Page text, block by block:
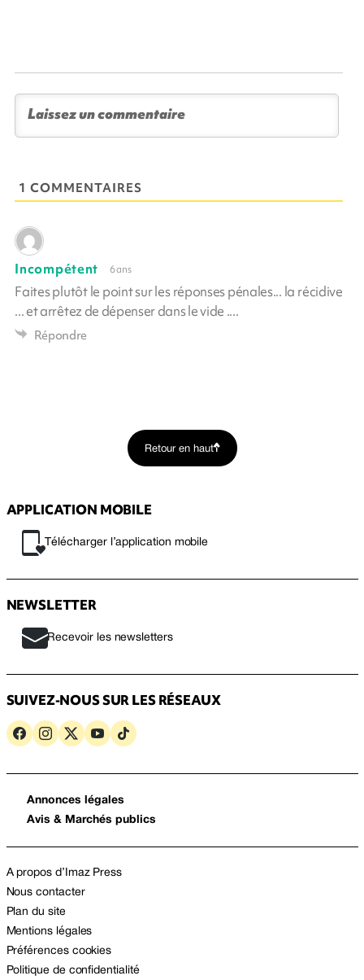
1 COMMENTAIRES
Incompétent 6 ans
Faites plutôt le point sur les réponses pénales... la récidive
... et arrêtez de dépenser dans le vide ....
Répondre
Retour en haut
APPLICATION MOBILE
Télécharger l’application mobile
NEWSLETTER
Recevoir les newsletters
SUIVEZ-NOUS SUR LES RÉSEAUX
Annonces légales
Avis & Marchés publics
A propos d’Imaz Press
Nous contacter
Plan du site
Mentions légales
Préférences cookies
Politique de confidentialité